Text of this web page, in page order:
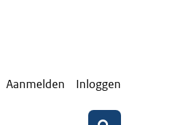
Aanmelden Inloggen